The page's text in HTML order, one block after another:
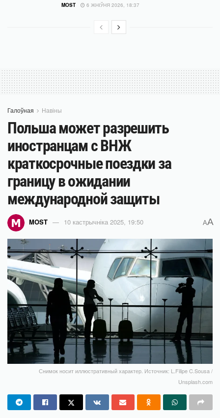
MOST 6 ЖНІЎНЯ 2026, 18:37
Галоўная Навіны
Польша может разрешить
иностранцам с ВНЖ
краткосрочные поездки за
границу в ожидании
международной защиты
MOST 10 кастрычніка 2025, 19:50 AA
Снимок носит иллюстративный характер. Источник: L.Filipe C.Sousa /
Unsplash.com